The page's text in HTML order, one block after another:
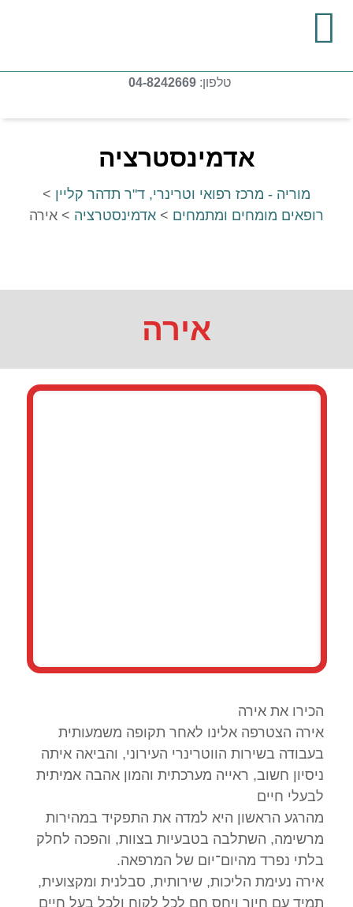
טלפון: 04-8242669
אדמינסטרציה
מוריה - מרכז רפואי וטרינרי, ד"ר תדהר קליין >
רופאים מומחים ומתמחים > אדמינסטרציה > אירה
אירה
הכירו את אירה
אירה הצטרפה אלינו לאחר תקופה משמעותית
בעבודה בשירות הווטרינרי העירוני, והביאה איתה
ניסיון חשוב, ראייה מערכתית והמון אהבה אמיתית
לבעלי חיים
מהרגע הראשון היא למדה את התפקיד במהירות
מרשימה, השתלבה בטבעיות בצוות, והפכה לחלק
בלתי נפרד מהיום־יום של המרפאה.
אירה נעימת הליכות, שירותית, סבלנית ומקצועית,
תמיד עם חיוך ויחס חם לכל לקוח ולכל בעל חיים